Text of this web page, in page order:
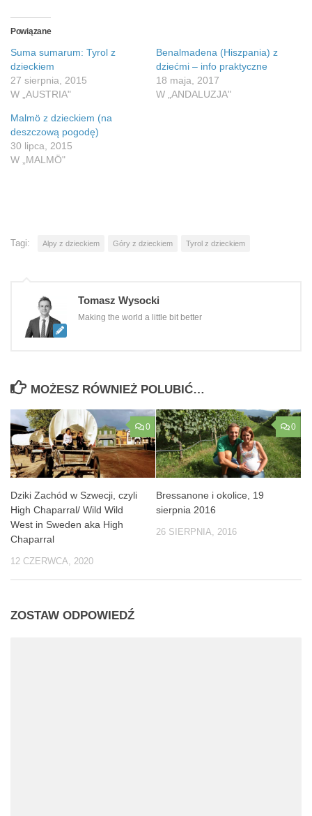
Powiązane
Suma sumarum: Tyrol z
dzieckiem
27 sierpnia, 2015
W „AUSTRIA"
Benalmadena (Hiszpania) z
dziećmi – info praktyczne
18 maja, 2017
W „ANDALUZJA"
Malmö z dzieckiem (na
deszczową pogodę)
30 lipca, 2015
W „MALMÖ"
Tagi: Alpy z dzieckiem Góry z dzieckiem Tyrol z dzieckiem
Tomasz Wysocki
Making the world a little bit better
MOŻESZ RÓWNIEŻ POLUBIĆ…
0
Dziki Zachód w Szwecji, czyli
High Chaparral/ Wild Wild
West in Sweden aka High
Chaparral
12 CZERWCA, 2020
0
Bressanone i okolice, 19
sierpnia 2016
26 SIERPNIA, 2016
ZOSTAW ODPOWIEDŹ